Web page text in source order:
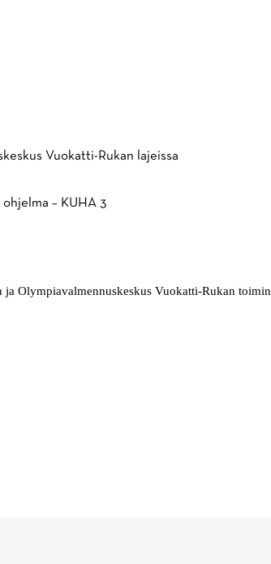
Vuokatti-Rukan lajeissa
– KUHA 3
Olympiavalmennuskeskus Vuokatti-Rukan